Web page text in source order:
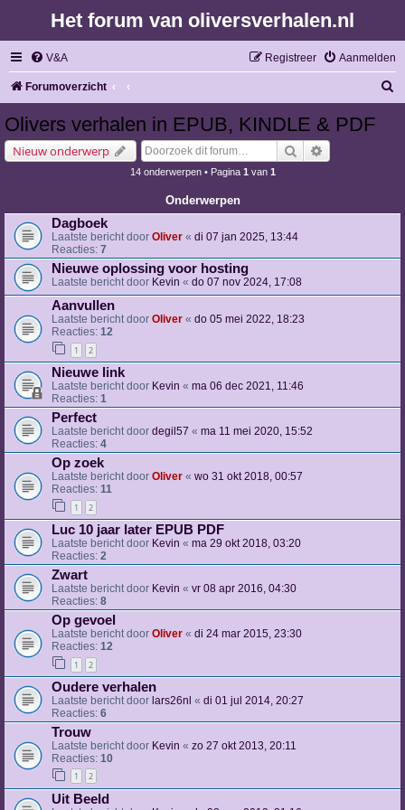
Het forum van oliversverhalen.nl
V&A Aanmelden
Registreer
Forumoverzicht
Olivers verhalen in EPUB, KINDLE & PDF
Nieuw onderwerp Zoek
14 onderwerpen • Pagina 1 van 1
Onderwerpen
Dagboek
Laatste bericht door Oliver « di 07 jan 2025, 13:44
Reacties: 7
Nieuwe oplossing voor hosting
Laatste bericht door Kevin « do 07 nov 2024, 17:08
Aanvullen
Laatste bericht door Oliver « do 05 mei 2022, 18:23
Reacties: 12
1 2
Nieuwe link
Laatste bericht door Kevin « ma 06 dec 2021, 11:46
Reacties: 1
Perfect
Laatste bericht door degil57 « ma 11 mei 2020, 15:52
Reacties: 4
Op zoek
Laatste bericht door Oliver « wo 31 okt 2018, 00:57
Reacties: 11
1 2
Luc 10 jaar later EPUB PDF
Laatste bericht door Kevin « ma 29 okt 2018, 03:20
Reacties: 2
Zwart
Laatste bericht door Kevin « vr 08 apr 2016, 04:30
Reacties: 8
Op gevoel
Laatste bericht door Oliver « di 24 mar 2015, 23:30
Reacties: 12
1 2
Oudere verhalen
Laatste bericht door lars26nl « di 01 jul 2014, 20:27
Reacties: 6
Trouw
Laatste bericht door Kevin « zo 27 okt 2013, 20:11
Reacties: 10
1 2
Uit Beeld